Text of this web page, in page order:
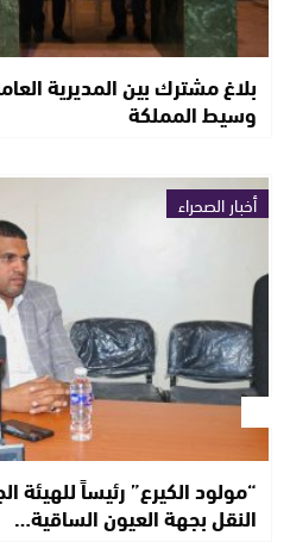
بلاغ مشترك بين المديرية
وسيط المملكة
أخبار الصحراء
“مولود الكيرع” رئيساً للهيئة
النقل بجهة العيون الساقية…